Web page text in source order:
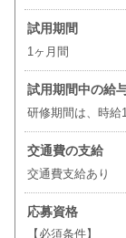
試用期間
1ヶ月間
試用期間中の給
研修期間は、時給
交通費の支給
交通費支給あり
応募資格
【必須条件】